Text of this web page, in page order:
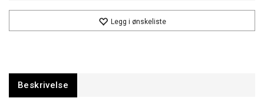
Legg i ønskeliste
Beskrivelse